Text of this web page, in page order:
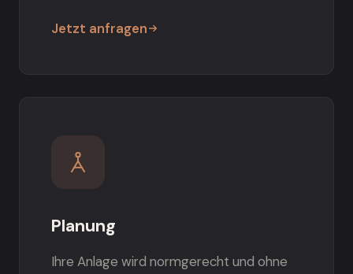
Jetzt anfragen
Planung
Ihre Anlage wird normgerecht und ohne